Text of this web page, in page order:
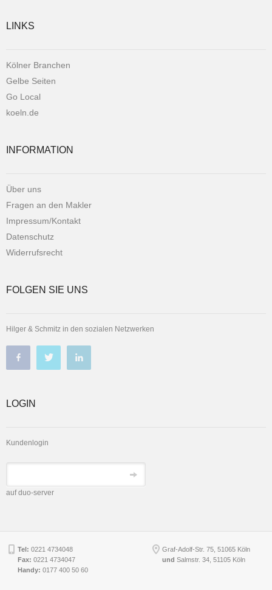
LINKS
Kölner Branchen
Gelbe Seiten
Go Local
koeln.de
INFORMATION
Über uns
Fragen an den Makler
Impressum/Kontakt
Datenschutz
Widerrufsrecht
FOLGEN SIE UNS
Hilger & Schmitz in den sozialen Netzwerken
LOGIN
Kundenlogin
auf duo-server
Tel: 0221 4734048
Fax: 0221 4734047
Handy: 0177 400 50 60
Graf-Adolf-Str. 75, 51065 Köln
und Salmstr. 34 ,51105 Köln